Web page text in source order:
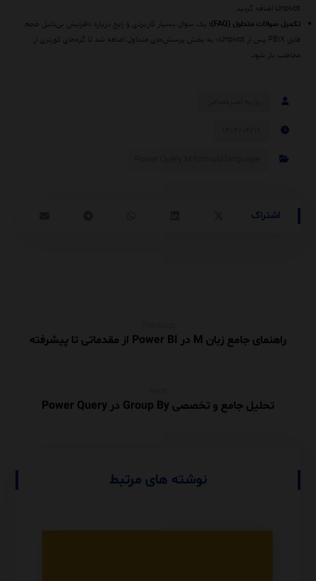
Unpivot اضافه گردید.
تکمیل سوالات متداول (FAQ):
یک سوال بسیار کاربردی و رایج درباره «افزایش بی‌دلیل حجم
فایل PBIX پس از Unpivot» به بخش پرسش‌های متداول اضافه شد تا گره‌های کورتری از
مخاطب باز شود.
راهنمای جامع زبان M در Power BI از مقدماتی تا پیشرفته
تحلیل جامع و تخصصی Group By در Power Query
نوشته های مرتبط